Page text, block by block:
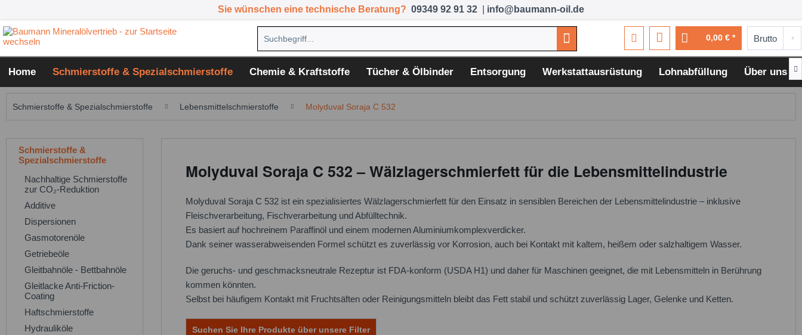
Sie wünschen eine technische Beratung? 09349 92 91 32 info@baumann-oil.de
0,00 € *
Home Schmierstoffe & Spezialschmierstoffe Chemie & Kraftstoffe Tücher & Ölbinder Entsorgung Werkstattausrüstung Lohnabfüllung Über uns 
Schmierstoffe & Spezialschmierstoffe Lebensmittelschmierstoffe Molyduval Soraja C 532
Schmierstoffe &
Spezialschmierstoffe
Nachhaltige Schmierstoffe
zur CO₂-Reduktion
Additive
Dispersionen
Gasmotorenöle
Getriebeöle
Gleitbahnöle - Bettbahnöle
Gleitlacke Anti-Friction-
Coating
Haftschmierstoffe
Hydrauliköle
Molyduval Soraja C 532 – Wälzlagerschmierfett für die Lebensmittelindustrie
Molyduval Soraja C 532 ist ein spezialisiertes Wälzlagerschmierfett für den Einsatz in sensiblen Bereichen der Lebensmittelindustrie – inklusive
Fleischverarbeitung, Fischverarbeitung und Abfülltechnik.
Es basiert auf hochreinem Paraffinöl und einem modernen Aluminiumkomplexverdicker.
Dank seiner wasserabweisenden Formel schützt es zuverlässig vor Korrosion, auch bei Kontakt mit kaltem, heißem oder salzhaltigem Wasser.
Die geruchs- und geschmacksneutrale Rezeptur ist FDA-konform (USDA H1) und daher für Maschinen geeignet, die mit Lebensmitteln in Berührung
kommen könnten.
Selbst bei häufigem Kontakt mit Fruchtsäften oder Reinigungsmitteln bleibt das Fett stabil und schützt zuverlässig Lager, Gelenke und Ketten.
Suchen Sie Ihre Produkte über unsere Filter